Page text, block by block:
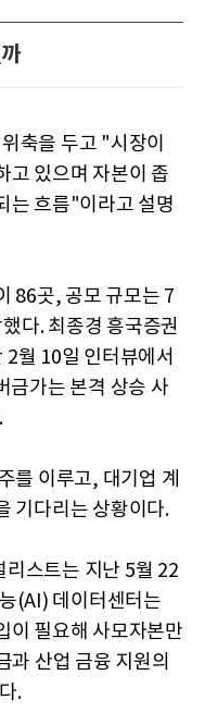
축을 두고 "시장이
고 있으며 자본이 좁
는 흐름"이라고 설명
86곳, 공모 규모는 7
다. 최종경 흥국증권
월 10일 인터뷰에서
금가는 본격 상승 사
를 이루고, 대기업 계
기다리는 상황이다.
스트는 지난 5월 22
(AI) 데이터센터는
이 필요해 사모자본만
산업 금융 지원의
.